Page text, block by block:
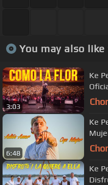
You may also
3:03
Ke
6:48
Ke
Ke